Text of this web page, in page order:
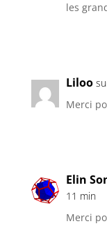
les
Liloo
Merci
Elin
11 min
Merci